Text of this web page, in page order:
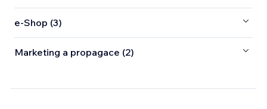
e‑Shop (3)
Marketing a propagace (2)